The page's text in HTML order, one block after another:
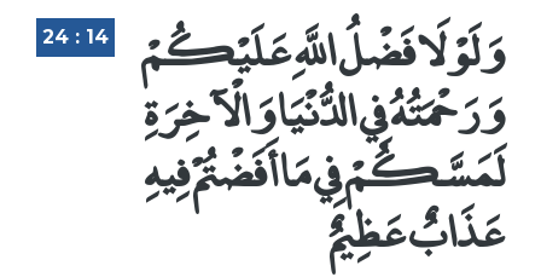
24 : 14 وَلَوْلَا فَضْلُ اللَّهِ عَلَيْكُمْ
وَرَحْمَتُهُ فِي الدُّنْيَا وَالْآخِرَةِ
لَمَسَّكُمْ فِي مَا أَفَضْتُمْ فِيهِ
عَذَابٌ عَظِيمٌ